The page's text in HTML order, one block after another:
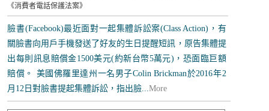
《消費者電話保護法案》
臉書(Facebook)最近面對一起集體訴訟案(Class Action)，有
關臉書向用戶手機發送了好友的生日提醒短訊，原告集體提
出每則訊息賠償金1500美元(約新台幣5萬元)，恐面臨巨額
賠償。 美國佛羅里達州一名男子Colin Brickman於2016年2
月12日對臉書提起集體訴訟，指出臉...More